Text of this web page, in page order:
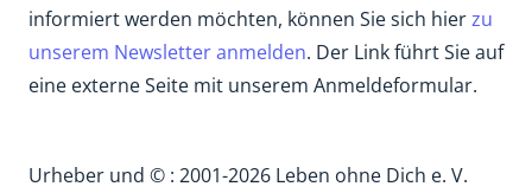
informiert werden möchten, können Sie sich hierzu
unserem Newsletter anmelden. Der Link führt Sie auf
eine externe Seite mit unserem Anmeldeformular.
Urheber und © : 2001-2026 Leben ohne Dich e. V.